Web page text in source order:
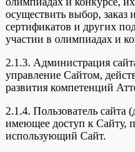
осуществить выбор,
сертификатов и других
участии в олимпиадах и
2.1.3. Администрация
управление Сайтом,
развития компетенций
2.1.4. Пользователь сайта
имеющее доступ к Сайту,
использующий Сайт.